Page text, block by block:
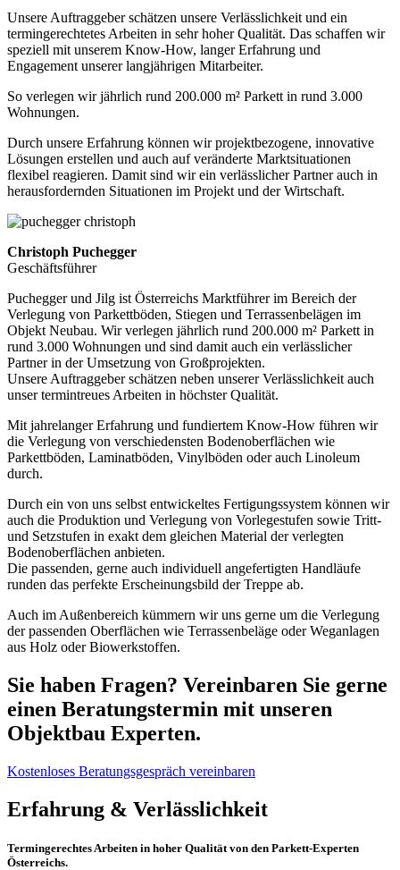
Unsere Auftraggeber schätzen unsere Verlässlichkeit und ein
termingerechtetes Arbeiten in sehr hoher Qualität. Das schaffen wir
speziell mit unserem Know-How, langer Erfahrung und
Engagement unserer langjährigen Mitarbeiter.
So verlegen wir jährlich rund 200.000 m² Parkett in rund 3.000
Wohnungen.
Durch unsere Erfahrung können wir projektbezogene, innovative
Lösungen erstellen und auch auf veränderte Marktsituationen
flexibel reagieren. Damit sind wir ein verlässlicher Partner auch in
herausfordernden Situationen im Projekt und der Wirtschaft.
Christoph Puchegger
Geschäftsführer
Puchegger und Jilg ist Österreichs Marktführer im Bereich der
Verlegung von Parkettböden, Stiegen und Terrassenbelägen im
Objekt Neubau. Wir verlegen jährlich rund 200.000 m² Parkett in
rund 3.000 Wohnungen und sind damit auch ein verlässlicher
Partner in der Umsetzung von Großprojekten.
Unsere Auftraggeber schätzen neben unserer Verlässlichkeit auch
unser termintreues Arbeiten in höchster Qualität.
Mit jahrelanger Erfahrung und fundiertem Know-How führen wir
die Verlegung von verschiedensten Bodenoberflächen wie
Parkettböden, Laminatböden, Vinylböden oder auch Linoleum
durch.
Durch ein von uns selbst entwickeltes Fertigungssystem können wir
auch die Produktion und Verlegung von Vorlegestufen sowie Tritt-
und Setzstufen in exakt dem gleichen Material der verlegten
Bodenoberflächen anbieten.
Die passenden, gerne auch individuell angefertigten Handläufe
runden das perfekte Erscheinungsbild der Treppe ab.
Auch im Außenbereich kümmern wir uns gerne um die Verlegung
der passenden Oberflächen wie Terrassenbeläge oder Weganlagen
aus Holz oder Biowerkstoffen.
Sie haben Fragen? Vereinbaren Sie gerne
einen Beratungstermin mit unseren
Objektbau Experten.
Kostenloses Beratungsgespräch vereinbaren
Erfahrung & Verlässlichkeit
Termingerechtes Arbeiten in hoher Qualität von den Parkett-Experten
Österreichs.